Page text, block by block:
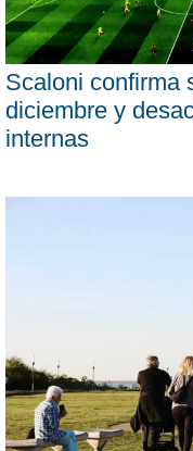
Scaloni confirma
diciembre y
internas